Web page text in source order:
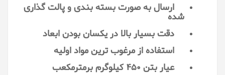
ارسال به صورت بسته بندی و پالت گذاری
شده
دقت بسیار بالا در یکسان بودن ابعاد
استفاده از مرغوب ترین مواد اولیه
عیار بتن 450 کیلوگرم برمترمکعب